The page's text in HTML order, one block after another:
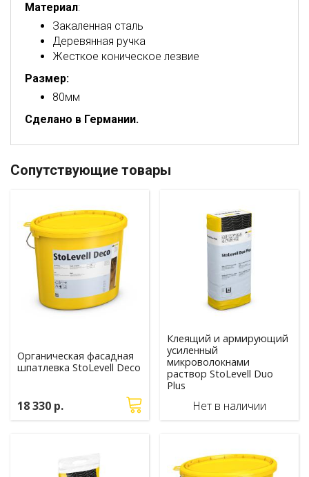
Материал:
Закаленная сталь
Деревянная ручка
Жесткое коническое лезвие
Размер:
80мм
Сделано в Германии.
Сопутствующие товары
Органическая фасадная
шпатлевка StoLevell Deco
18 330 р.
Клеящий и армирующий
усиленный
микроволокнами
раствор StoLevell Duo
Plus
Нет в наличии